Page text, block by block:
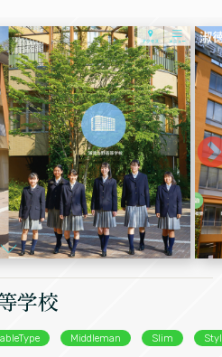
学校
Middleman Slim